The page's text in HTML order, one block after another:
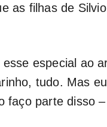
as filhas de
especial ao
tudo. Mas
faço parte disso